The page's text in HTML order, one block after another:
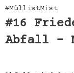
#MüllistMist
#16
Abfall –